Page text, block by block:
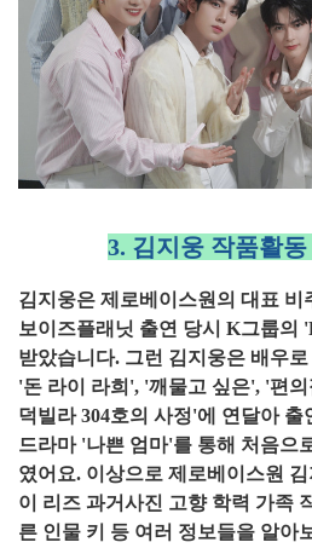
3. 김지웅 작품활
김지웅은 제로베이스원의 대표 비
보이즈플래닛 출연 당시 K그룹의
받았습니다. 그런 김지웅은 배우
'돈 라이 라희', '깨물고 싶은', '편
덕빌라 304호의 사정'에 연달아 출
드라마 '나쁜 엄마'를 통해 처음으
였어요. 이상으로 제로베이스원
이 리즈 과거사진 고향 학력 가족
른 인물 키 등 여러 정보들을 알아